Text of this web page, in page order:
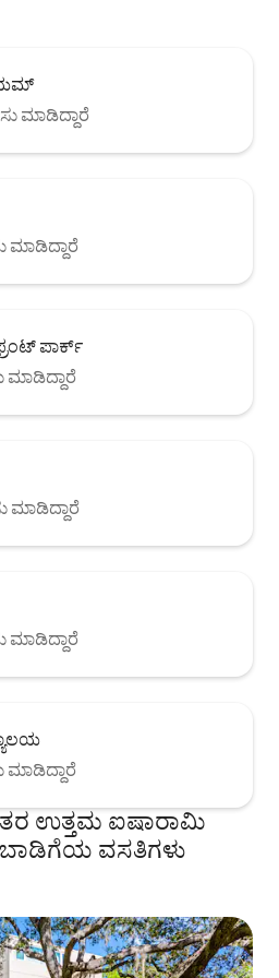
ಮಾಡಿದ್ದಾರೆ
ಮಾಡಿದ್ದಾರೆ
ಪಾರ್ಕ್
ಮಾಡಿದ್ದಾರೆ
ಮಾಡಿದ್ದಾರೆ
ಮಾಡಿದ್ದಾರೆ
ಮಾಡಿದ್ದಾರೆ
ಉತ್ತಮ ಐಷಾರಾಮಿ
ವಸತಿಗಳು